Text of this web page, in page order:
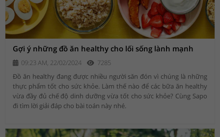
Gợi ý những đồ ăn healthy cho lối sống lành mạnh
09:23 AM, 22/02/2024
7285
Đồ ăn healthy đang được nhiều người săn đón vì chúng là những
thực phẩm tốt cho sức khỏe. Làm thế nào để các bữa ăn healthy
vừa đầy đủ chế độ dinh dưỡng vừa tốt cho sức khỏe? Cùng Sapo
đi tìm lời giải đáp cho bài toán này nhé.